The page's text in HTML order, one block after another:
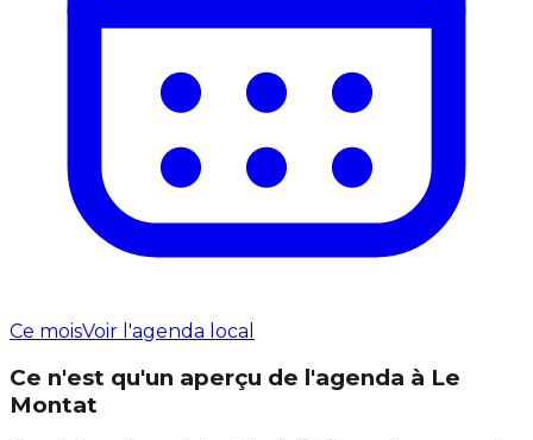
Ce moisVoir l'agenda local
Ce n'est qu'un aperçu de l'agenda à Le
Montat